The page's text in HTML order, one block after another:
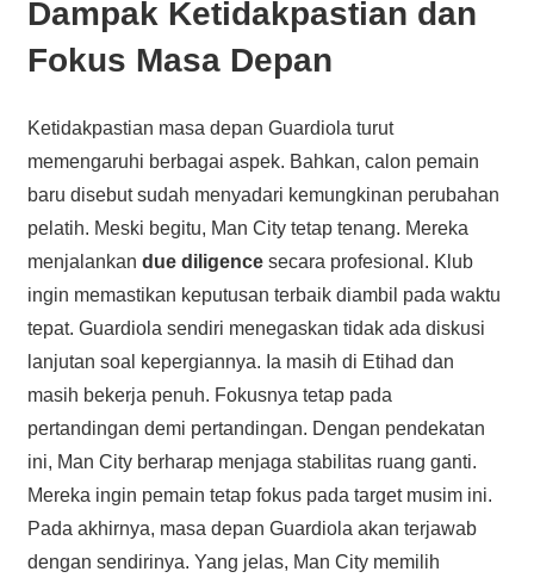
Dampak Ketidakpastian dan
Fokus Masa Depan
Ketidakpastian masa depan Guardiola turut
memengaruhi berbagai aspek. Bahkan, calon pemain
baru disebut sudah menyadari kemungkinan perubahan
pelatih. Meski begitu, Man City tetap tenang. Mereka
menjalankan due diligencesecara profesional. Klub
ingin memastikan keputusan terbaik diambil pada waktu
tepat. Guardiola sendiri menegaskan tidak ada diskusi
lanjutan soal kepergiannya. Ia masih di Etihad dan
masih bekerja penuh. Fokusnya tetap pada
pertandingan demi pertandingan. Dengan pendekatan
ini, Man City berharap menjaga stabilitas ruang ganti.
Mereka ingin pemain tetap fokus pada target musim ini.
Pada akhirnya, masa depan Guardiola akan terjawab
dengan sendirinya. Yang jelas, Man City memilih